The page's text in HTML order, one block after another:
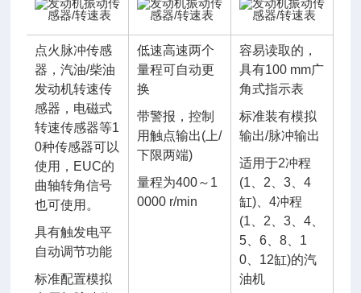
点火脉冲传感
器，汽油/柴油
发动机转速传
感器，电磁式
转速传感器等1
0种传感器可以
使用，EUC的
曲轴转角信号
也可使用。
具有触发电平
自动调节功能
标准配置模拟
低速高速两个
量程可自动更
换
带警报，控制
用触点输出(上/
下限两端)
量程为400～1
0000 r/min
容易读取的，
具有100 mm广
角式指示表
标准装有模拟
输出/脉冲输出
适用于2冲程
(1、2、3、4
缸)、4冲程
(1、2、3、4、
5、6、8、1
0、12缸)的汽
油机